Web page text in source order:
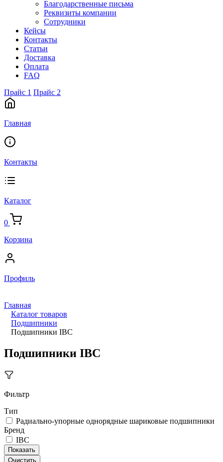
Благодарственные письма
Реквизиты компании
Сотрудники
Кейсы
Контакты
Статьи
Доставка
Оплата
FAQ
Прайс 1 Прайс 2
Главная
Контакты
Каталог
0
Корзина
Профиль
Главная
Каталог товаров
Подшипники
Подшипники IBC
Подшипники IBC
Фильтр
Тип
Радиально-упорные однорядные шариковые подшипники
Бренд
IBC